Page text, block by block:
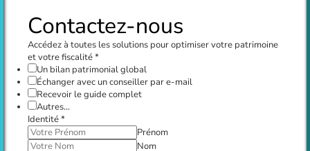
Contactez-nous
Accédez à toutes les solutions pour optimiser votre patrimoine
et votre fiscalité*
Un bilan patrimonial global
Échanger avec un conseiller par e-mail
Recevoir le guide complet
Autres...
Identité*
Prénom
Nom